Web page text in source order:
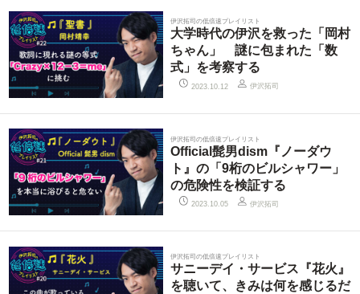
伊沢拓司の低倍速プレイリスト
大学時代の伊沢を救った「岡村
ちゃん」 謎に包まれた「数
式」を考察する
2023.10.12 伊沢拓司
伊沢拓司の低倍速プレイリスト
Official髭男dism『ノーダウ
ト』の「9桁のビルシャワー」
の危険性を検証する
2023.10.05 伊沢拓司
伊沢拓司の低倍速プレイリスト
サニーデイ・サービス『花火』
を聴いて、きみは何を感じるだ